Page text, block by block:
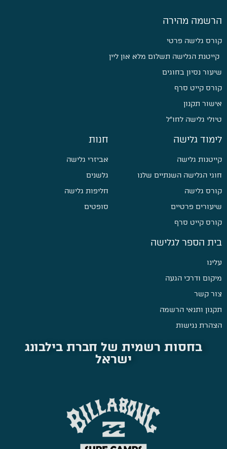
הרשמה מהירה
קורס גלישה פרטי
קייטנת הגלישה תשלום מלא און ליין
שיעור נסיון בחוגים
קורס קייט סרף
אישור תקנון
טיולי גלישה לחו״ל
לימוד גלישה
קייטנות גלישה
חוגי הגלישה השנתיים שלנו
קורס גלישה
שיעורים פרטיים
קורס קייט סרף
חנות
אביזרי גלישה
גלשנים
חליפות גלישה
סופטים
בית הספר לגלישה
עלינו
מיקום ודרכי הגעה
צור קשר
תקנון ותנאי הרשמה
הצהרת נגישות
בחסות רשמית של חברת בילבונג
ישראל